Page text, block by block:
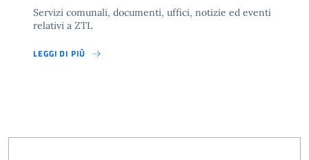
Servizi comunali, documenti, uffici, notizie ed eventi
relativi a ZTL
LEGGI DI PIÙ